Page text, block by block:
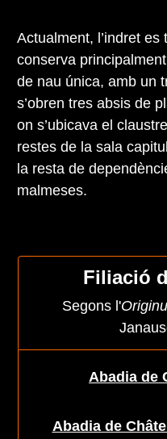
Actualment, l’indret
conserva
de nau única, amb un
s’obren tres absis de
on s’ubicava el
restes de la sala
la resta de
malmeses.
Filiació
Segons l'
Abadia de
Abadia de